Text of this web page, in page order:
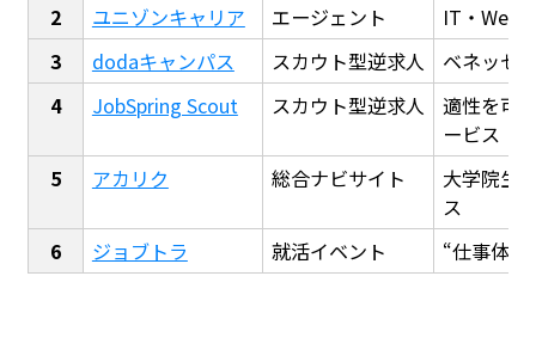
ユニゾンキャリア
エージェント
IT・Web
dodaキャンパス
スカウト型逆求人
ベネッセ
JobSpring Scout
スカウト型逆求人
適性を可
ービス
アカリク
総合ナビサイト
大学院生
ス
ジョブトラ
就活イベント “仕事体